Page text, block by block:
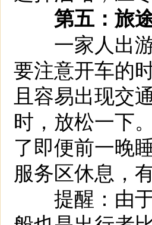
第五：旅
一家人出游
要注意开车的
且容易出现交
时，放松一下
了即便前一晚
服务区休息，
提醒：由于